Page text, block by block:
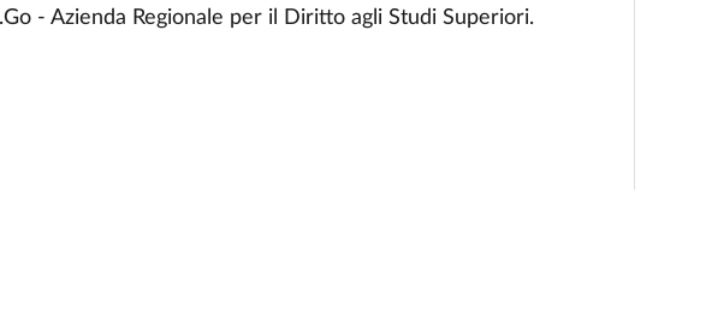
- Azienda Regionale per il Diritto agli Studi Superiori.